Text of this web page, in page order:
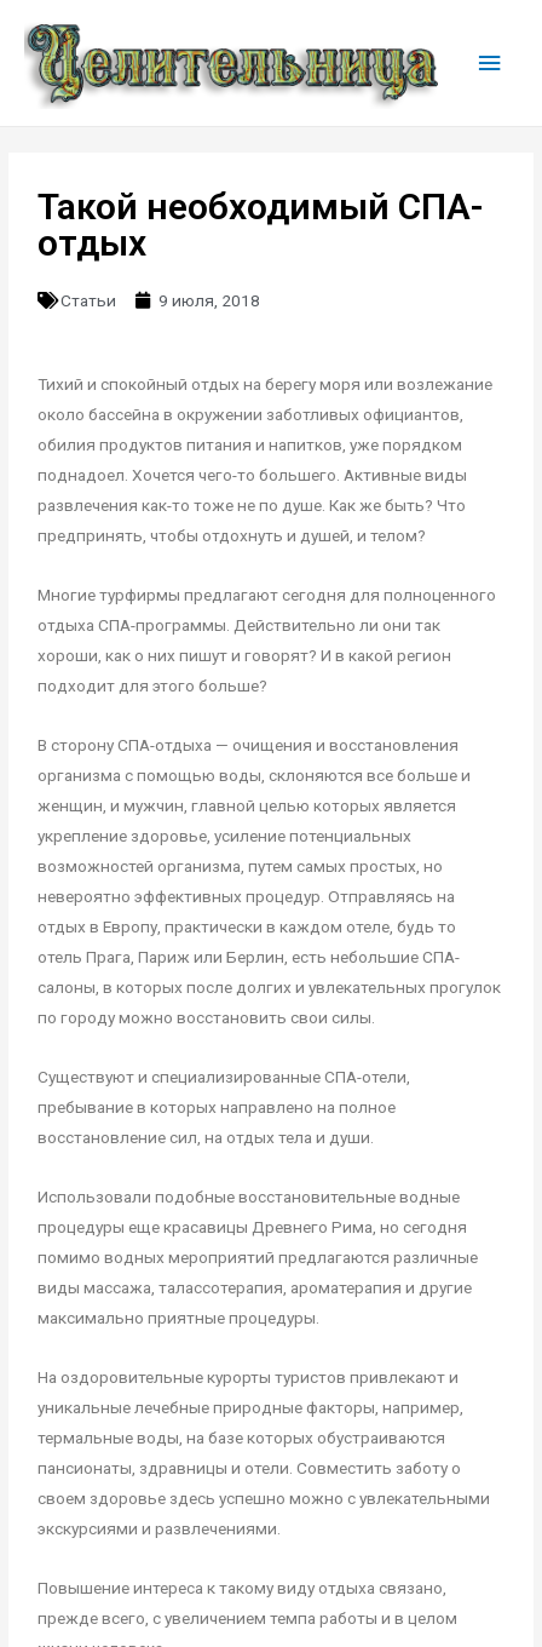
Такой необходимый СПА-
отдых
Статьи 9 июля, 2018
Тихий и спокойный отдых на берегу моря или возлежание
около бассейна в окружении заботливых официантов,
обилия продуктов питания и напитков, уже порядком
поднадоел. Хочется чего-то большего. Активные виды
развлечения как-то тоже не по душе. Как же быть? Что
предпринять, чтобы отдохнуть и душей, и телом?
Многие турфирмы предлагают сегодня для полноценного
отдыха СПА-программы. Действительно ли они так
хороши, как о них пишут и говорят? И в какой регион
подходит для этого больше?
В сторону СПА-отдыха — очищения и восстановления
организма с помощью воды, склоняются все больше и
женщин, и мужчин, главной целью которых является
укрепление здоровье, усиление потенциальных
возможностей организма, путем самых простых, но
невероятно эффективных процедур. Отправляясь на
отдых в Европу, практически в каждом отеле, будь то
отель Прага, Париж или Берлин, есть небольшие СПА-
салоны, в которых после долгих и увлекательных прогулок
по городу можно восстановить свои силы.
Существуют и специализированные СПА-отели,
пребывание в которых направлено на полное
восстановление сил, на отдых тела и души.
Использовали подобные восстановительные водные
процедуры еще красавицы Древнего Рима, но сегодня
помимо водных мероприятий предлагаются различные
виды массажа, талассотерапия, ароматерапия и другие
максимально приятные процедуры.
На оздоровительные курорты туристов привлекают и
уникальные лечебные природные факторы, например,
термальные воды, на базе которых обустраиваются
пансионаты, здравницы и отели. Совместить заботу о
своем здоровье здесь успешно можно с увлекательными
экскурсиями и развлечениями.
Повышение интереса к такому виду отдыха связано,
прежде всего, с увеличением темпа работы и в целом